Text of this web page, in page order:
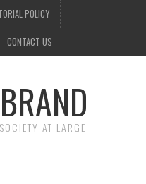
POLICY
CONTACT US
AT LARGE